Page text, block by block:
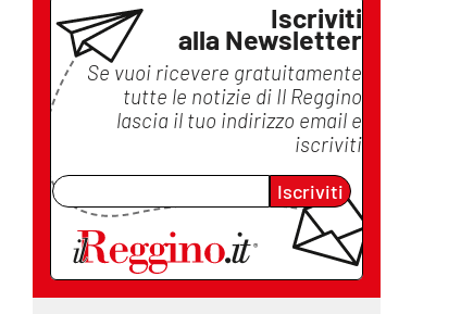
Iscriviti
alla Newsletter
Se vuoi ricevere gratuitamente
tutte le notizie di Il Reggino
lascia il tuo indirizzo email e
iscriviti
Iscriviti